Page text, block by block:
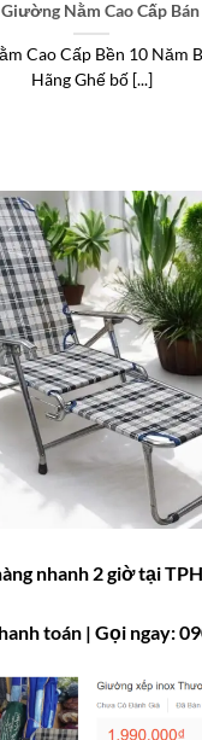
Nằm Cao Cấp
Cao Cấp Bền 10 Năm
Hãng Ghế bố [...]
nhanh 2 giờ tại
toán | Gọi ngay: